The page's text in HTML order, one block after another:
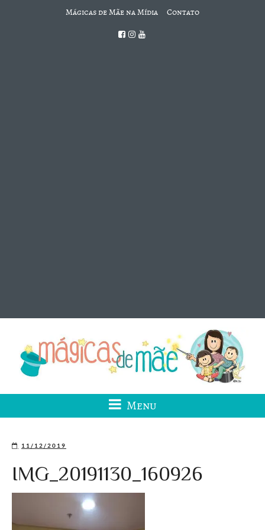
Mágicas de Mãe na Mídia Contato
Menu
11/12/2019
IMG_20191130_160926